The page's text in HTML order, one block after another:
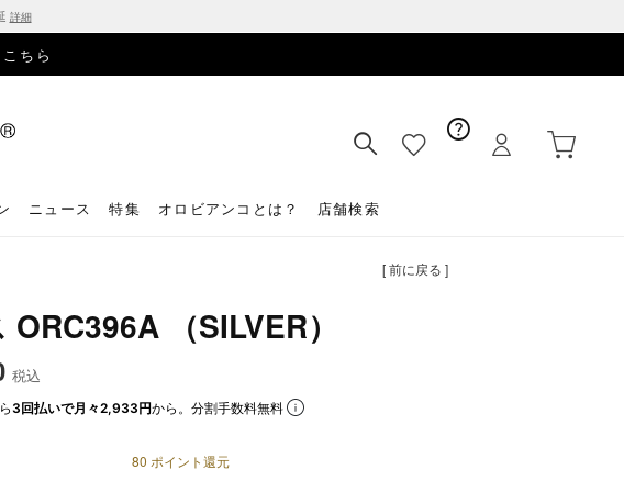
詳細
ちら
ニュース 特集 オロビアンコとは？ 店舗検索
[ 前に戻る ]
ORC396A （SILVER）
税込
3回払いで月々2,933円から。分割手数料無料
80 ポイント還元